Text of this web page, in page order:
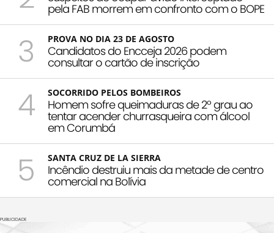
pela FAB morrem em confronto com o BOPE
3 PROVA NO DIA 23 DE AGOSTO
Candidatos do Encceja 2026 podem
consultar o cartão de inscrição
4 SOCORRIDO PELOS BOMBEIROS
Homem sofre queimaduras de 2º grau ao
tentar acender churrasqueira com álcool
em Corumbá
5 SANTA CRUZ DE LA SIERRA
Incêndio destruiu mais da metade de centro
comercial na Bolívia
PUBLICIDADE